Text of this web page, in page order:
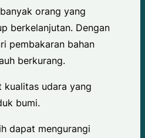
orang yang
berkelanjutan. Dengan
pembakaran bahan
berkurang.
kualitas udara yang
bumi.
dapat mengurangi